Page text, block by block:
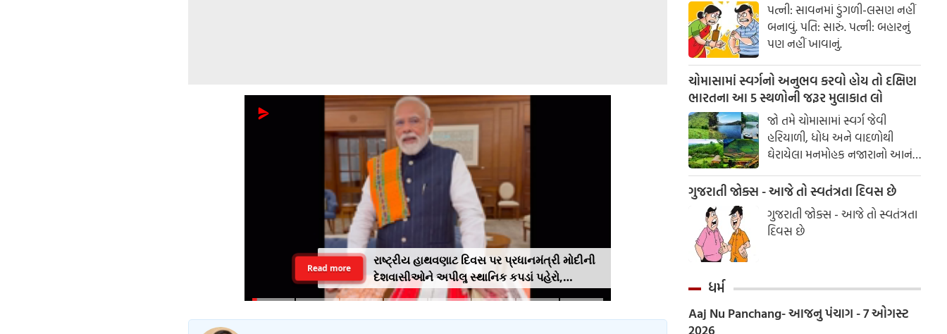
રાષ્ટ્રીય હાથવણાટ દિવસ પર પ્રધાનમંત્રી મોદીની
દેશવાસીઓને અપીલૢ સ્થાનિક કપડાં પહેરો,
'GRWM' ટ્રેન્ડ ફોલો કરો
Read more
પત્ની: સાવનમાં ડુંગળી-લસણ નહીં
બનાવું. પતિ: સારું. પત્ની: બહારનું
પણ નહીં ખાવાનું.
ચોમાસામાં સ્વર્ગનો અનુભવ કરવો હોય તો દક્ષિણ
ભારતના આ 5 સ્થળોની જરૂર મુલાકાત લો
જો તમે ચોમાસામાં સ્વર્ગ જેવી
હરિયાળી, ધોધ અને વાદળોથી
ઘેરાયેલા મનમોહક નજારાનો આનંદ
માણવા માંગતા હો, તો દક્ષિણ
ભારતના આ સુંદર સ્થળોની
મુલાકાત જરૂર લો. આ ડેસ્ટિનેશન્સ
તમને કુદરતની ગોદમાં યાદગાર
પ્રવાસનો અદભુત અનુભવ કરાવશે.
ગુજરાતી જોક્સ - આજે તો સ્વતંત્રતા દિવસ છે
ગુજરાતી જોક્સ - આજે તો સ્વતંત્રતા
દિવસ છે
ધર્મ
Aaj Nu Panchang- આજનુ પંચાગ - 7 ઓગસ્ટ
2026